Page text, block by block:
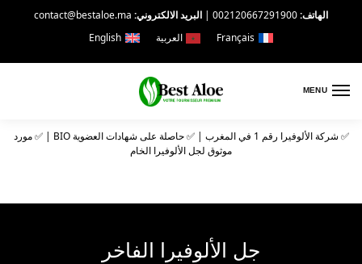
الهاتف:002120667291900
| البريد الالكتروني: contact@bestaloe.ma
Français
العربية English
MENU
✅ شركة الألوفيرا رقم 1 في المغرب | ✅ حاصلة على شهادات العضوية BIO | ✅ مورد
موثوق لجل الألوفيرا الخام
جل الألوفيرا الفاخر